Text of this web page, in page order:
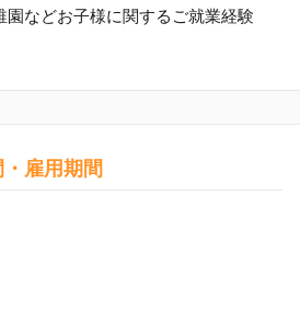
園などお子様に関するご就業経験
雇用期間